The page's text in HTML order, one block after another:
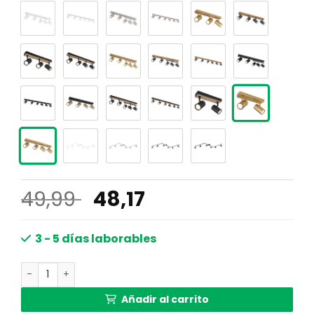
49,99 El
precio
original
48,17
actual
3 - 5 días laborables
Lámpara spot de metal cepillado dorado con rotación
Añadir al carrito